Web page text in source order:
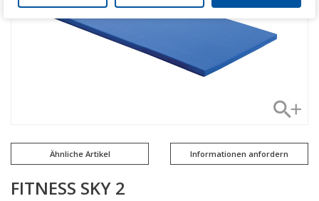
Ähnliche Artikel Informationen anfordern
FITNESS SKY 2